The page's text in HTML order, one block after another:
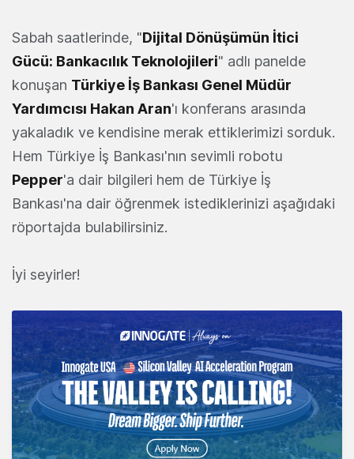
Sabah saatlerinde, "Dijital Dönüşümün İtici
Gücü: Bankacılık Teknolojileri" adlı panelde
konuşan Türkiye İş Bankası Genel Müdür
Yardımcısı Hakan Aran'ı konferans arasında
yakaladık ve kendisine merak ettiklerimizi sorduk.
Hem Türkiye İş Bankası'nın sevimli robotu
Pepper'a dair bilgileri hem de Türkiye İş
Bankası'na dair öğrenmek istediklerinizi aşağıdaki
röportajda bulabilirsiniz.
İyi seyirler!